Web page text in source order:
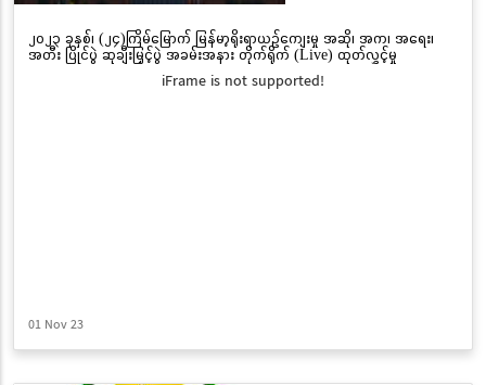
၂၀၂၃ ခုနှစ်၊ (၂၄)ကြိမ်မြောက် မြန်မာ့ရိုးရာယဉ်ကျေးမှု အဆို၊ အက၊ အရေး၊
အတီး ပြိုင်ပွဲ ဆုချီးမြှင့်ပွဲ အခမ်းအနား တိုက်ရိုက် (Live) ထုတ်လွှင့်မှု
iFrame is not supported!
01 Nov 23